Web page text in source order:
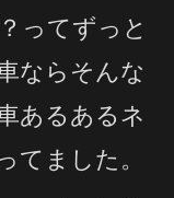
ってずっと
ならそんな
あるあるネ
てました。